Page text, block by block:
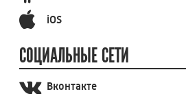
iOS
СОЦИАЛЬНЫЕ СЕТИ
Вконтакте